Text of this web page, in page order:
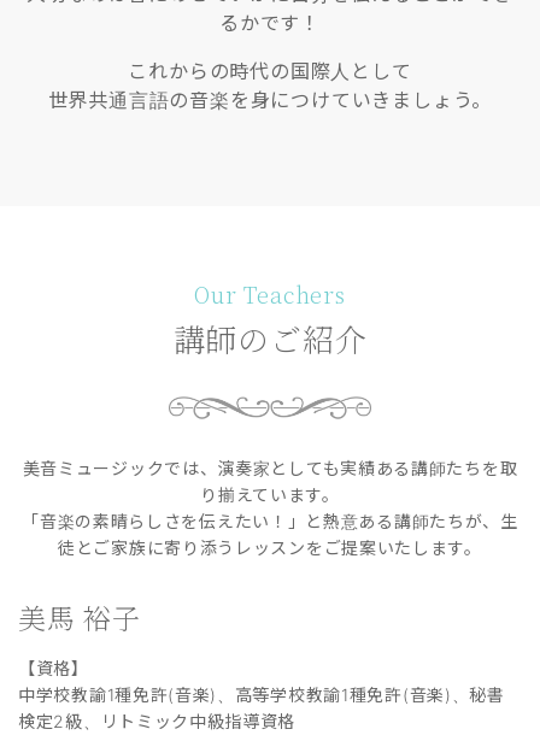
るかです！
これからの時代の国際人として
世界共通言語の音楽を身につけていきましょう。
Our Teachers
講師のご紹介
美音ミュージックでは、演奏家としても実績ある講師たちを取
り揃えています。
「音楽の素晴らしさを伝えたい！」と熱意ある講師たちが、生
徒とご家族に寄り添うレッスンをご提案いたします。
美馬 裕子
【資格】
中学校教諭1種免許(音楽)、高等学校教諭1種免許(音楽)、秘書
検定2級、リトミック中級指導資格